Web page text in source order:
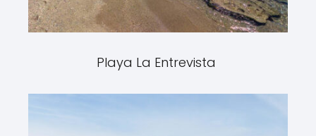
Playa La Entrevista